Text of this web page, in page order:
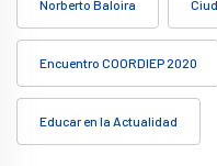
Norberto Baloira
Encuentro COORDIEP 2020
Educar en la Actualidad